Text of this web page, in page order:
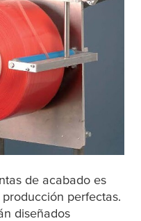
de acabado es
perfectas.
diseñados